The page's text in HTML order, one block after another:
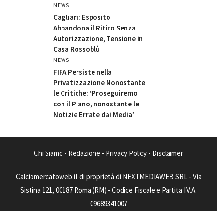
NEWS
Cagliari: Esposito
Abbandona il Ritiro Senza
Autorizzazione, Tensione in
Casa Rossoblù
NEWS
FIFA Persiste nella
Privatizzazione Nonostante
le Critiche: ‘Proseguiremo
con il Piano, nonostante le
Notizie Errate dai Media’
Chi Siamo - Redazione - Privacy Policy - Disclaimer
Calciomercatoweb.it di proprietà di NEXTMEDIAWEB SRL - Via
Sistina 121, 00187 Roma (RM) - Codice Fiscale e Partita I.V.A.
09689341007